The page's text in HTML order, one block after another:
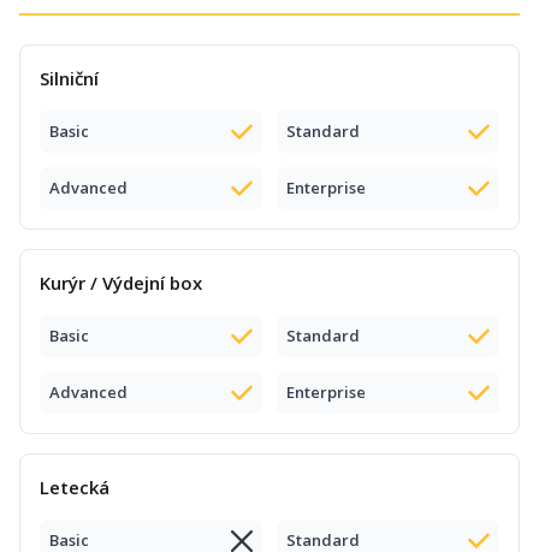
Silniční
Basic Standard
Advanced Enterprise
Kurýr / Výdejní box
Basic Standard
Advanced Enterprise
Letecká
Basic Standard